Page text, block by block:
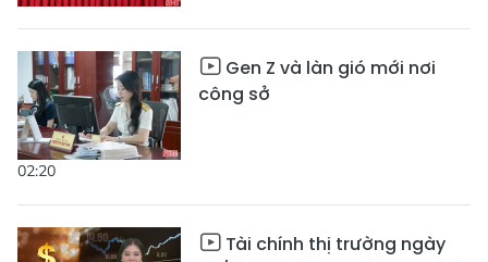
02:20
Gen Z và làn gió mới nơi
công sở
Tài chính thị trường ngày